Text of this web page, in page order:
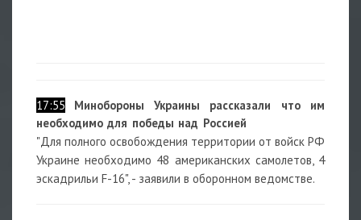
17:55
Минобороны Украины рассказали что им
необходимо для победы над Россией
"Для полного освобождения территории от войск РФ
Украине необходимо 48 американских самолетов, 4
эскадрильи F-16", - заявили в оборонном ведомстве.